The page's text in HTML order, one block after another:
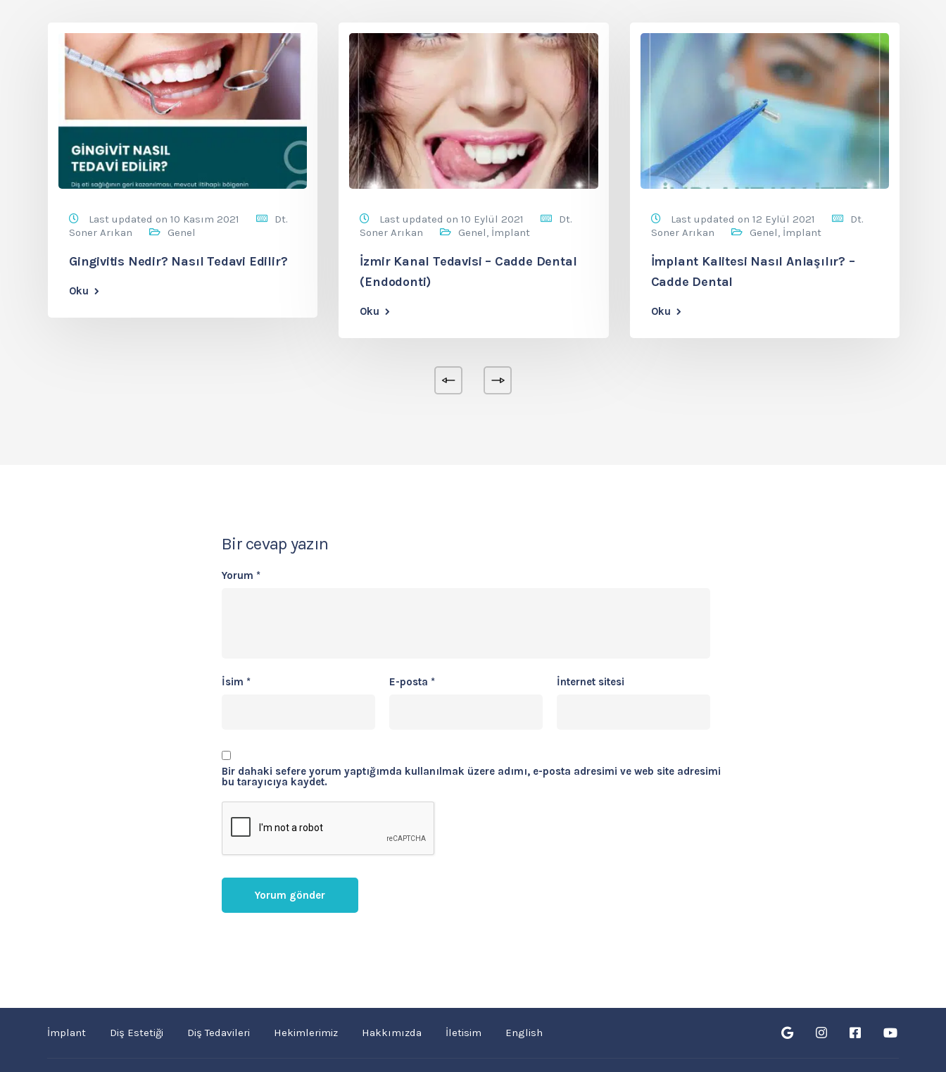
Last updated on 10 Kasım 2021
Dt.
Soner Arıkan
Genel
Gingivitis Nedir? Nasıl Tedavi Edilir?
Oku
Last updated on 10 Eylül 2021
Dt.
Soner Arıkan
Genel, İmplant
İzmir Kanal Tedavisi – Cadde Dental
(Endodonti)
Oku
Last updated on 12 Eylül 2021
Dt.
Soner Arıkan
Genel, İmplant
İmplant Kalitesi Nasıl Anlaşılır? –
Cadde Dental
Oku
Bir cevap yazın
Yorum *
İsim * E-posta * İnternet sitesi
Bir dahaki sefere yorum yaptığımda kullanılmak üzere adımı, e-posta adresimi ve web site adresimi
bu tarayıcıya kaydet.
İmplant Diş Estetiği Diş Tedavileri Hekimlerimiz Hakkımızda İletisim English